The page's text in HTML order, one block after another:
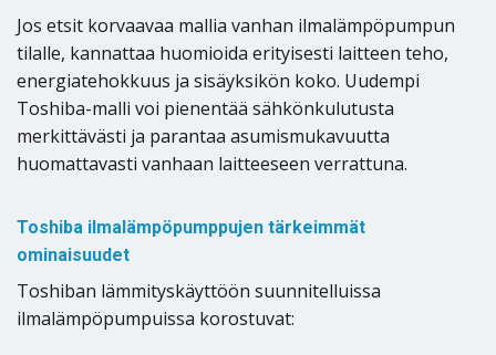
Jos etsit korvaavaa mallia vanhan ilmalämpöpumpun
tilalle, kannattaa huomioida erityisesti laitteen teho,
energiatehokkuus ja sisäyksikön koko. Uudempi
Toshiba-malli voi pienentää sähkönkulutusta
merkittävästi ja parantaa asumismukavuutta
huomattavasti vanhaan laitteeseen verrattuna.
Toshiba ilmalämpöpumppujen tärkeimmät
ominaisuudet
Toshiban lämmityskäyttöön suunnitelluissa
ilmalämpöpumpuissa korostuvat: